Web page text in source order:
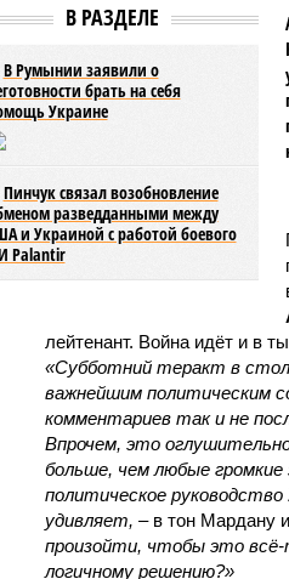
В РАЗДЕЛЕ
В Румынии заявили о
брать на себя
Украине
Пинчук связал возобновление
разведданными между
и Украиной с работой боевого
Palantir
лейтенант. Война идёт и в
«Субботний теракт в
важнейшим политическим
комментариев так и не
Впрочем, это
больше, чем любые громкие
политическое
удивляет, – в тон Мардану
произойти, чтобы это
логичному решению?»